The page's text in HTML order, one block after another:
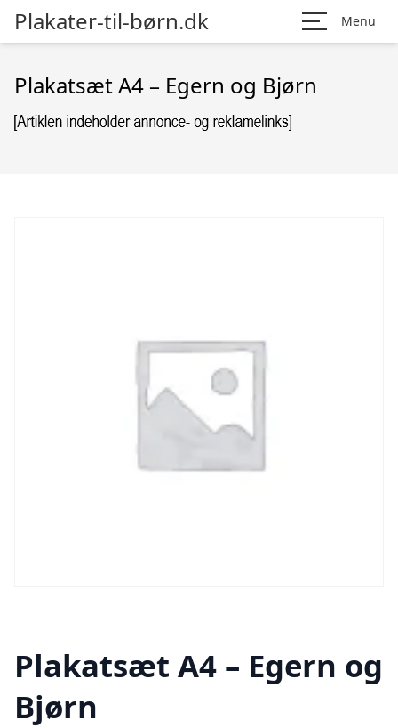
Plakater-til-børn.dk Menu
Plakatsæt A4 – Egern og Bjørn
Plakatsæt A4 – Egern og
Bjørn